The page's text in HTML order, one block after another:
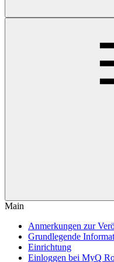
Main
Anmerkungen zur
Grundlegende
Einrichtung
Einloggen bei MyQ